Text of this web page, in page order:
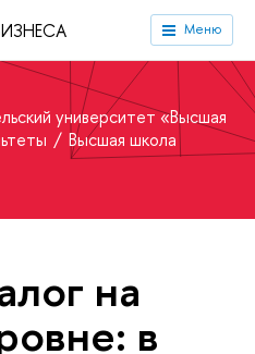
Меню
университет «Высшая
Высшая школа
на
в